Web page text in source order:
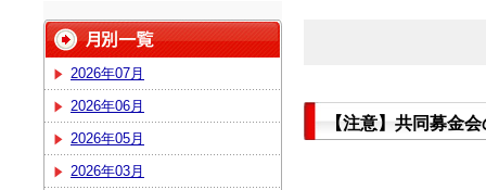
2026年07月
2026年06月
2026年05月
2026年03月
【注意】共同募金